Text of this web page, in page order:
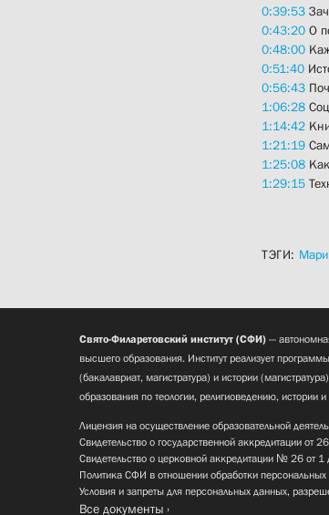
0:39:53
0:43:20 О
0:48:00
0:51:40
0:56:43
1:06:28
1:14:42
1:21:19
1:25:08
1:29:15
ТЭГИ:
Свято-Филаретовский институт (СФИ) —
высшего образования. Институт реализует
(бакалавриат, магистратура) и истории
образования по теологии, религиоведению, истории
Лицензия на осуществление образовательной
Свидетельство о государственной аккредитации от
Свидетельство о церковной аккредитации № 26 от
Политика СФИ в отношении обработки
Условия и запреты для персональных данных,
Все документы